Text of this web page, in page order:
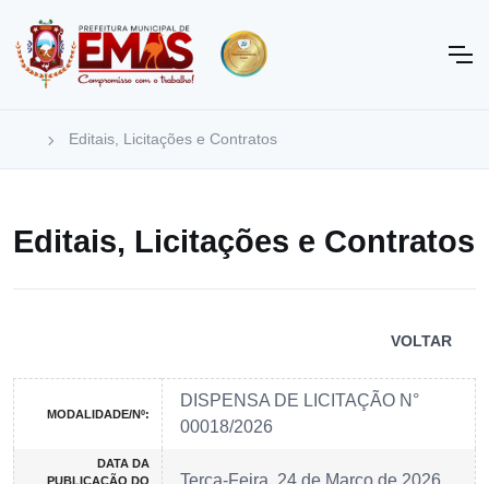
Editais, Licitações e Contratos
Editais, Licitações e Contratos
VOLTAR
MODALIDADE/Nº:
DISPENSA DE LICITAÇÃO N°
00018/2026
DATA DA
PUBLICAÇÃO DO